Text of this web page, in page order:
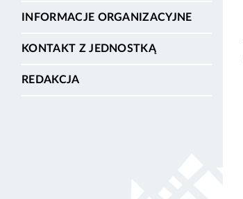
INFORMACJE ORGANIZACYJNE
KONTAKT Z JEDNOSTKĄ
REDAKCJA